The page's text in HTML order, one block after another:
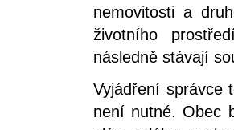
nemovitosti a
životního
následně stávají
Vyjádření správce
není nutné. Obec